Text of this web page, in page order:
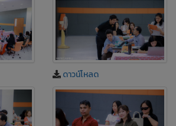
ดาวน์โหลด